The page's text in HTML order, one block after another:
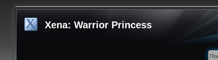
Xena: Warrior Princess